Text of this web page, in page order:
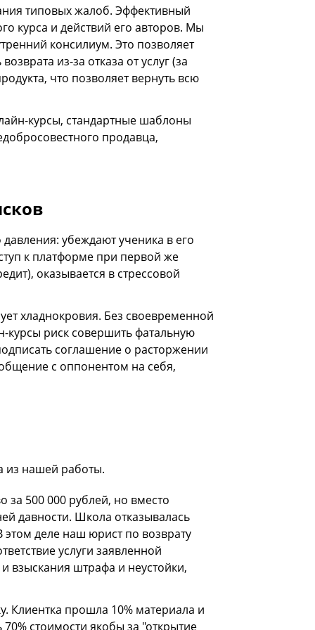
типовых жалоб. Эффективный
курса и действий его авторов. Мы
консилиум. Это позволяет
из-за отказа от услуг (за
что позволяет вернуть всю
курсы, стандартные шаблоны
продавца,
убеждают ученика в его
к платформе при первой же
оказывается в стрессовой
хладнокровия. Без своевременной
курсы риск совершить фатальную
соглашение о расторжении
с оппонентом на себя,
из нашей работы.
за 500 000 рублей, но вместо
давности. Школа отказывалась
этом деле наш юрист по возврату
услуги заявленной
взыскания штрафа и неустойки,
Клиентка прошла 10% материала и
стоимости якобы за "открытие